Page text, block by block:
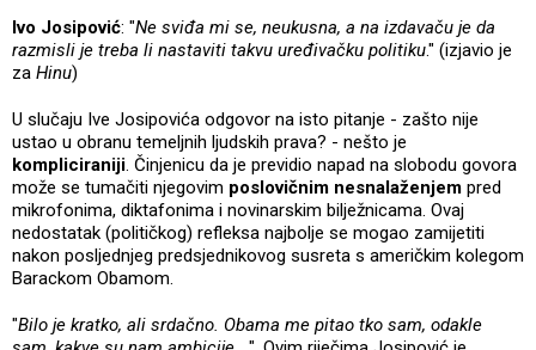
Ivo Josipović: "Ne sviđa mi se, neukusna, a na izdavaču je da
razmisli je treba li nastaviti takvu uređivačku politiku." (izjavio je
za Hinu)
U slučaju Ive Josipovića odgovor na isto pitanje - zašto nije
ustao u obranu temeljnih ljudskih prava? - nešto je
kompliciraniji. Činjenicu da je previdio napad na slobodu govora
može se tumačiti njegovim poslovičnim nesnalaženjem pred
mikrofonima, diktafonima i novinarskim bilježnicama. Ovaj
nedostatak (političkog) refleksa najbolje se mogao zamijetiti
nakon posljednjeg predsjednikovog susreta s američkim kolegom
Barackom Obamom.
"Bilo je kratko, ali srdačno. Obama me pitao tko sam, odakle